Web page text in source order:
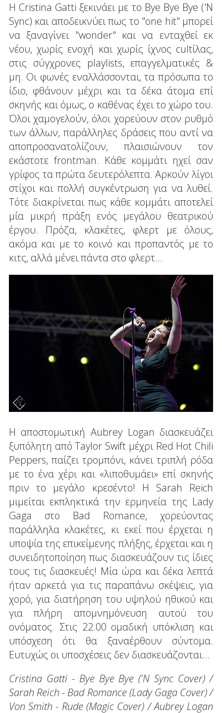
H Cristina Gatti ξεκινάει με το Bye Bye Bye ('N
Sync) και αποδεικνύει πως το "one hit" μπορεί
να ξαναγίνει "wonder" και να ενταχθεί εκ
νέου, χωρίς ενοχή και χωρίς ίχνος cultίλας,
στις σύγχρονες playlists, επαγγελματικές &
μη. Οι φωνές εναλλάσσονται, τα πρόσωπα το
ίδιο, φθάνουν μέχρι και τα δέκα άτομα επί
σκηνής και όμως, ο καθένας έχει το χώρο του.
Όλοι χαμογελούν, όλοι χορεύουν στον ρυθμό
των άλλων, παράλληλες δράσεις που αντί να
αποπροσανατολίζουν, πλαισιώνουν τον
εκάστοτε frontman. Κάθε κομμάτι ηχεί σαν
γρίφος τα πρώτα δευτερόλεπτα. Αρκούν λίγοι
στίχοι και πολλή συγκέντρωση για να λυθεί.
Τότε διακρίνεται πως κάθε κομμάτι απoτελεί
μία μικρή πράξη ενός μεγάλου θεατρικού
έργου. Πρόζα, κλακέτες, φλερτ με όλους,
ακόμα και με το κοινό και προπαντός με το
κιτς, αλλά μένει πάντα στο φλερτ...
Η αποστομωτική Aubrey Logan διασκευάζει
ξυπόλητη από Taylor Swift μέχρι Red Hot Chili
Peppers, παίζει τρομπόνι, κάνει τριπλή ρόδα
με το ένα χέρι και «λιποθυμάει» επί σκηνής
πριν το μεγάλο κρεσέντο! Η Sarah Reich
μιμείται εκπληκτικά την ερμηνεία της Lady
Gaga στο Bad Romance, χορεύοντας
παράλληλα κλακέτες, κι εκεί που έρχεται η
υποψία της επικείμενης πλήξης, έρχεται και η
συνειδητοποίηση πως διασκευάζουν τις ίδιες
τους τις διασκευές! Μία ώρα και δέκα λεπτά
ήταν αρκετά για τις παραπάνω σκέψεις, για
χορό, για διατήρηση του υψηλού ηθικού και
για πλήρη απομνημόνευση αυτού του
ονόματος. Στις 22.00 ομαδική υπόκλιση και
υπόσχεση ότι θα ξαναέρθουν σύντομα.
Ευτυχώς οι υποσχέσεις δεν διασκευάζονται...
Cristina Gatti - Bye Bye Bye ('N Sync Cover) /
Sarah Reich - Bad Romance (Lady Gaga Cover) /
Von Smith - Rude (Magic Cover) / Aubrey Logan